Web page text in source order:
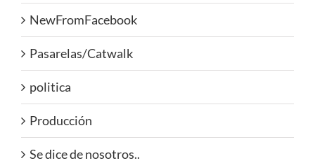
NewFromFacebook
Pasarelas/Catwalk
politica
Producción
Se dice de nosotros..